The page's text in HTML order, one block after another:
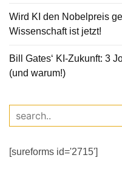
Wird KI den Nobelpreis
Wissenschaft ist jetzt!
Bill Gates‘ KI-Zukunft: 3
(und warum!)
[sureforms id='2715']